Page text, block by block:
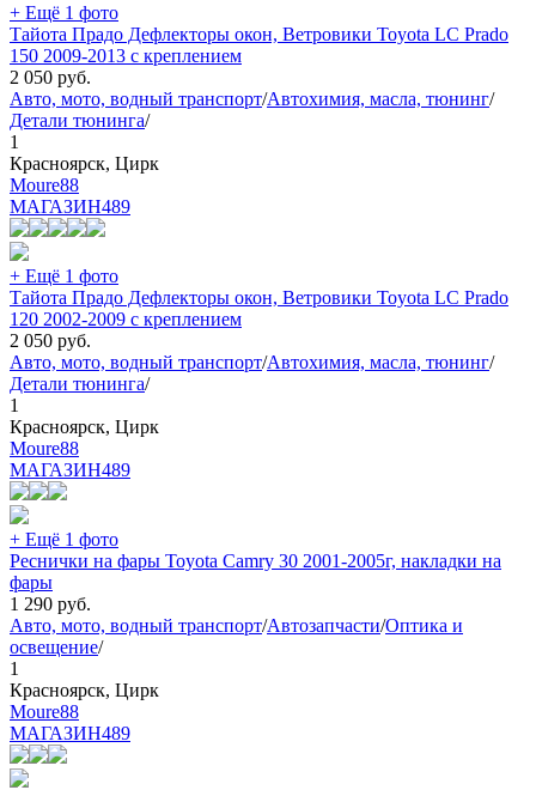
+ Ещё 1 фото
Тайота Прадо Дефлекторы окон, Ветровики Toyota LC Prado
150 2009-2013 с креплением
2 050 руб.
Авто, мото, водный транспорт/Автохимия, масла, тюнинг/
Детали тюнинга/
1
Красноярск, Цирк
Moure88
МАГАЗИН489
+ Ещё 1 фото
Тайота Прадо Дефлекторы окон, Ветровики Toyota LC Prado
120 2002-2009 с креплением
2 050 руб.
Авто, мото, водный транспорт/Автохимия, масла, тюнинг/
Детали тюнинга/
1
Красноярск, Цирк
Moure88
МАГАЗИН489
+ Ещё 1 фото
Реснички на фары Toyota Camry 30 2001-2005г, накладки на
фары
1 290 руб.
Авто, мото, водный транспорт/Автозапчасти/Оптика и
освещение/
1
Красноярск, Цирк
Moure88
МАГАЗИН489